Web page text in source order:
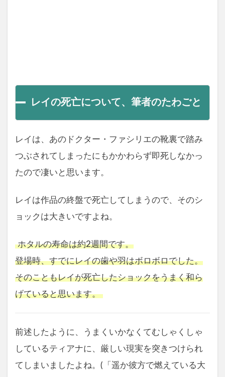
レイの死亡について、筆者のたわごと
レイは、あのドクター・ファシリエの靴裏で踏み
つぶされてしまったにもかかわらず即死しなかっ
たので凄いと思います。
レイは作品の終盤で死亡してしまうので、そのシ
ョックは大きいですよね。
ホタルの寿命は約2週間です。
登場時、すでにレイの歯や羽はボロボロでした。
そのこともレイが死亡したショックをうまく和ら
げていると思います。
前述したように、うまくいかなくてむしゃくしゃ
しているティアナに、厳しい現実を突きつけられ
てしまいましたよね。(「遥か彼方で燃えている大